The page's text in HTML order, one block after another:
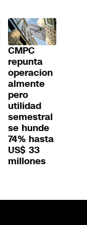
CMPC
repunta
operacion
almente
pero
utilidad
semestral
se hunde
74% hasta
US$ 33
millones